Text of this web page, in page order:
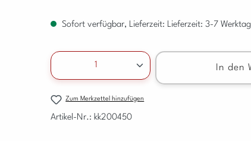
Sofort verfügbar, Lieferzeit: Lieferzeit: 3-7 Werktag
Produkt Anzahl: Gib den
In den
Zum Merkzettel hinzufügen
Artikel-Nr.: kk200450